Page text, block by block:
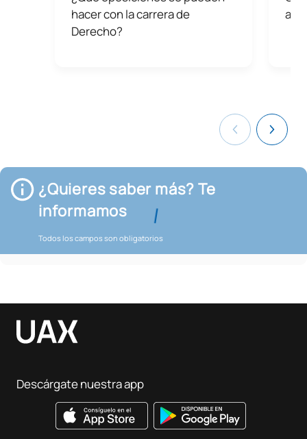
hacer con la carrera de
Derecho?
año
¿Quieres saber más? Te
informamos
Todos los campos son obligatorios
Descárgate nuestra app